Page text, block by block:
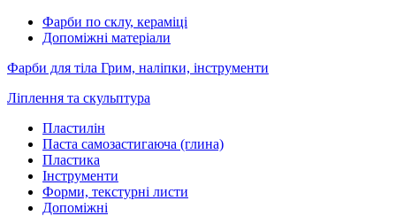
Фарби по склу, кераміці
Допоміжні матеріали
Фарби для тіла Грим, наліпки, інструменти
Ліплення та скульптура
Пластилін
Паста самозастигаюча (глина)
Пластика
Інструменти
Форми, текстурні листи
Допоміжні